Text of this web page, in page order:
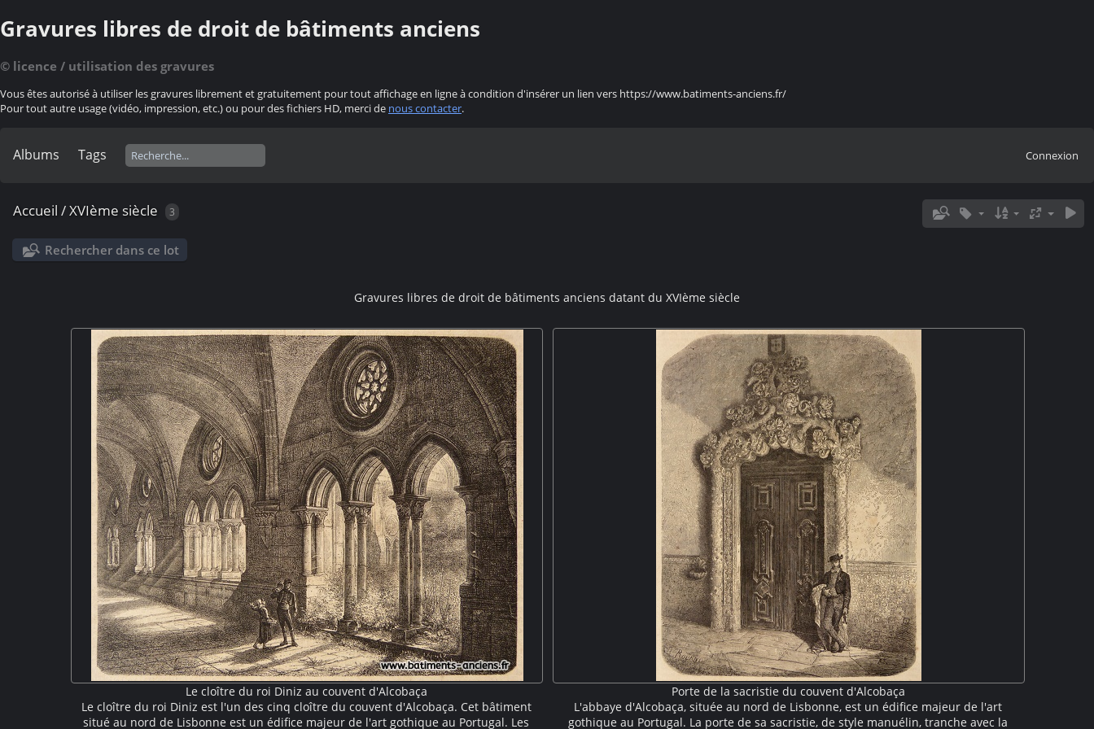
Gravures libres de droit de bâtiments anciens
© licence / utilisation des gravures
Vous êtes autorisé à utiliser les gravures librement et gratuitement pour tout affichage en ligne à condition d'insérer un lien vers https://www.batiments-anciens.fr/
Pour tout autre usage (vidéo, impression, etc.) ou pour des fichiers HD, merci de nous contacter.
Albums Tags Connexion
Accueil /XVIème siècle 3
Rechercher dans ce lot
Gravures libres de droit de bâtiments anciens datant du XVIème siècle
Le cloître du roi Diniz au couvent d'Alcobaça
Le cloître du roi Diniz est l'un des cinq cloître du couvent d'Alcobaça. Cet bâtiment
situé au nord de Lisbonne est un édifice majeur de l'art gothique au Portugal. Les
Porte de la sacristie du couvent d'Alcobaça
L'abbaye d'Alcobaça, située au nord de Lisbonne, est un édifice majeur de l'art
gothique au Portugal. La porte de sa sacristie, de style manuélin, tranche avec la